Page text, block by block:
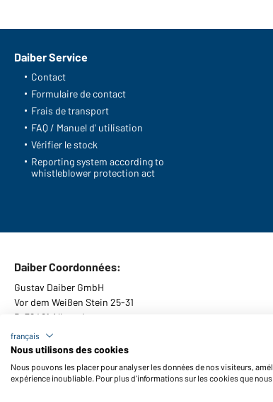
Daiber Service
Contact
Formulaire de contact
Frais de transport
FAQ / Manuel d' utilisation
Vérifier le stock
Reporting system according to
whistleblower protection act
Daiber Coordonnées:
Gustav Daiber GmbH
Vor dem Weißen Stein 25-31
D-72461 Albstadt
Conditions générales Mentions légales Protection des
français
Nous utilisons des cookies
Nous pouvons les placer pour analyser les données de nos visiteurs,
expérience inoubliable. Pour plus d'informations sur les cookies que